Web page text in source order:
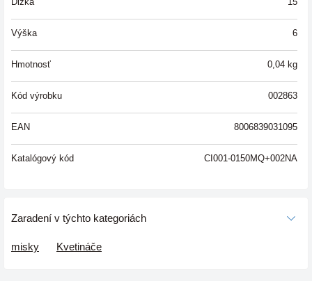
Výška 6
Hmotnosť 0,04 kg
Kód výrobku 002863
EAN 8006839031095
Katalógový kód CI001-0150MQ+002NA
Zaradení v týchto kategoriách
misky Kvetináče